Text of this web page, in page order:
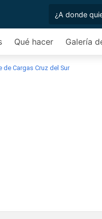
Qué hacer Galería
de Cargas Cruz del Sur